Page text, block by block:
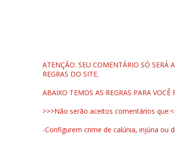
ATENÇÃO: SEU COMENTÁRIO SÓ SERÁ
REGRAS DO SITE.
ABAIXO TEMOS AS REGRAS PARA
>>>Não serão aceitos comentários
-Configurem crime de calúnia, injúria ou